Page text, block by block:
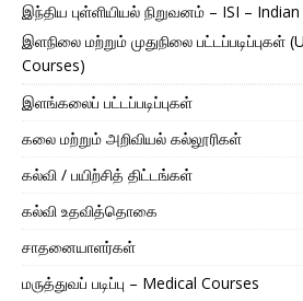
இந்திய புள்ளியியல் நிறுவனம் – ISI –
இளநிலை மற்றும் முதுநிலை பட்டப்படிப்புகள்
Courses)
இளங்கலைப் பட்டப்படிப்புகள்
கலை மற்றும் அறிவியல் கல்லூரிகள்
கல்வி / பயிற்சித் திட்டங்கள்
கல்வி உதவித்தொகை
சாதனையாளர்கள்
மருத்துவப் படிப்பு – Medical Courses